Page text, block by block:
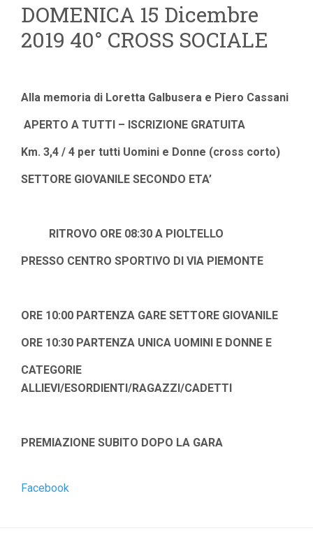
DOMENICA 15 Dicembre
2019 40° CROSS SOCIALE
Alla memoria di Loretta Galbusera e Piero Cassani
APERTO A TUTTI – ISCRIZIONE GRATUITA
Km. 3,4 / 4 per tutti Uomini e Donne (cross corto)
SETTORE GIOVANILE SECONDO ETA’
RITROVO ORE 08:30 A PIOLTELLO
PRESSO CENTRO SPORTIVO DI VIA PIEMONTE
ORE 10:00 PARTENZA GARE SETTORE GIOVANILE
ORE 10:30 PARTENZA UNICA UOMINI E DONNE E
CATEGORIE
ALLIEVI/ESORDIENTI/RAGAZZI/CADETTI
PREMIAZIONE SUBITO DOPO LA GARA
Facebook